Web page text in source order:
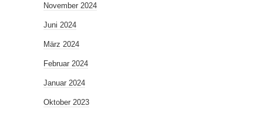
November 2024
Juni 2024
März 2024
Februar 2024
Januar 2024
Oktober 2023